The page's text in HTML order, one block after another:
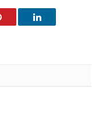
Pinterest LinkedIn